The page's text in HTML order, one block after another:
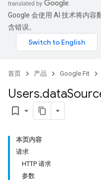
Google 会使用 AI 技术将内容
含错误。
首页 产品 Google Fit
Users.data
bookmark_border
本页内容
请求
HTTP 请求
参数